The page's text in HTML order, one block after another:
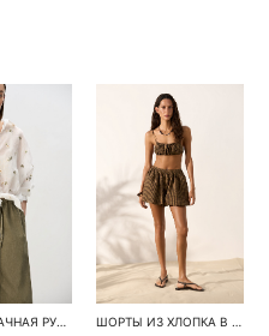
ПОЛУПРОЗРАЧНАЯ РУБАШКА С РОМАШКАМИ ШОРТЫ ИЗ ХЛОПКА В КЛЕТКУ